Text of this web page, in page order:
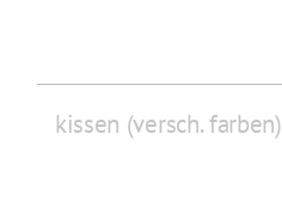
kissen (versch. farben)